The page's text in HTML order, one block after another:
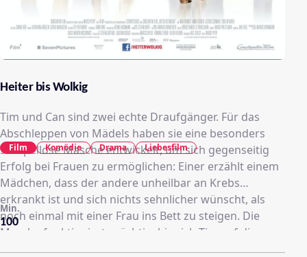
Heiter bis Wolkig
Tim und Can sind zwei echte Draufgänger. Für das
Abschleppen von Mädels haben sie eine besonders
skrupellose Masche entwickelt, um sich gegenseitig
Erfolg bei Frauen zu ermöglichen: Einer erzählt einem
Mädchen, dass der andere unheilbar an Krebs
erkrankt ist und sich nichts sehnlicher wünscht, als
noch einmal mit einer Frau ins Bett zu steigen. Die
Masche funktioniert prächtig, bis sich Tim auf diese
Art Marie kennenlernt und sich prompt in sie verliebt.
100
Min.
Film Komödie Drama Liebesfilm